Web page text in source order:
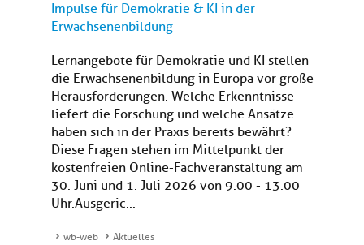
Impulse für Demokratie & KI in der
Erwachsenenbildung
Lernangebote für Demokratie und KI stellen
die Erwachsenenbildung in Europa vor große
Herausforderungen. Welche Erkenntnisse
liefert die Forschung und welche Ansätze
haben sich in der Praxis bereits bewährt?
Diese Fragen stehen im Mittelpunkt der
kostenfreien Online-Fachveranstaltung am
30. Juni und 1. Juli 2026 von 9.00 - 13.00
Uhr.Ausgeric...
wb-web
Aktuelles